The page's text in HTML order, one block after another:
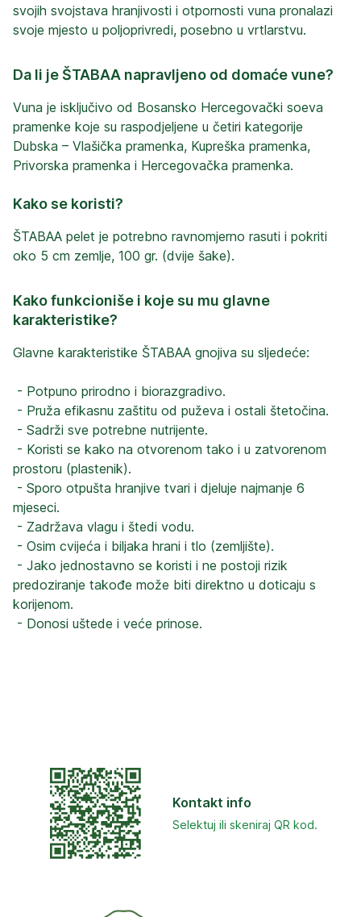
svojih svojstava hranjivosti i otpornosti vuna pronalazi
svoje mjesto u poljoprivredi, posebno u vrtlarstvu.
Da li je ŠTABAA napravljeno od domaće vune?
Vuna je isključivo od Bosansko Hercegovački soeva
pramenke koje su raspodjeljene u četiri kategorije
Dubska – Vlašička pramenka, Kupreška pramenka,
Privorska pramenka i Hercegovačka pramenka.
Kako se koristi?
ŠTABAA pelet je potrebno ravnomjerno rasuti i pokriti
oko 5 cm zemlje, 100 gr. (dvije šake).
Kako funkcioniše i koje su mu glavne
karakteristike?
Glavne karakteristike ŠTABAA gnojiva su sljedeće:
prostoru (plastenik).
mjeseci.
predoziranje takođe može biti direktno u doticaju s
korijenom.
- Donosi uštede i veće prinose.
Kontakt info
Selektuj ili skeniraj QR kod.